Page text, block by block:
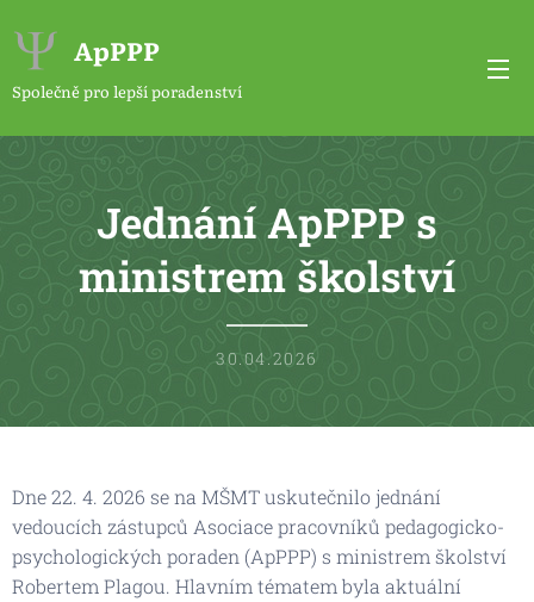
ApPPP
Společně pro lepší poradenství
Jednání ApPPP s
ministrem školství
30.04.2026
Dne 22. 4. 2026 se na MŠMT uskutečnilo jednání
vedoucích zástupců Asociace pracovníků pedagogicko-
psychologických poraden (ApPPP) s ministrem školství
Robertem Plagou. Hlavním tématem byla aktuální